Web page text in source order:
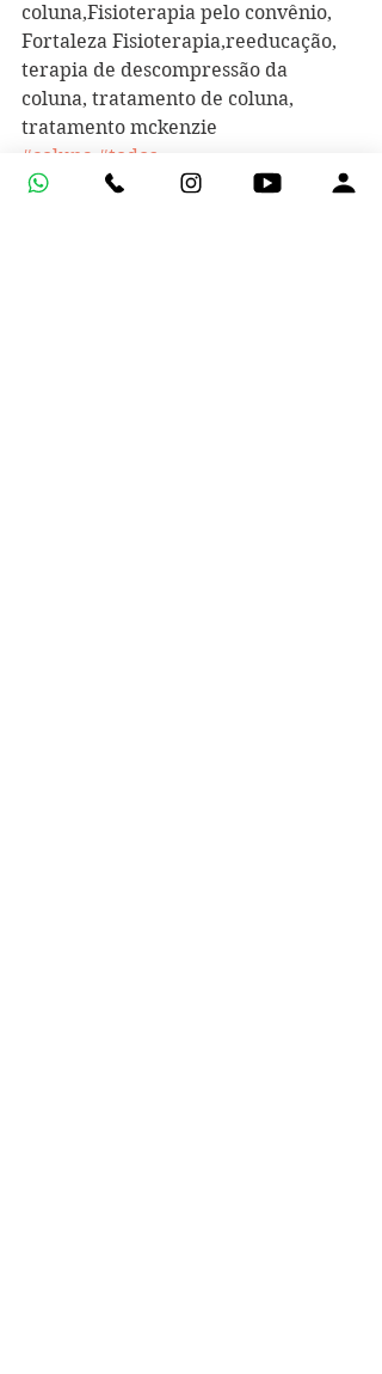
coluna,Fisioterapia pelo convênio,
Fortaleza Fisioterapia,reeducação,
terapia de descompressão da
coluna, tratamento de coluna,
tratamento mckenzie
#coluna #todos